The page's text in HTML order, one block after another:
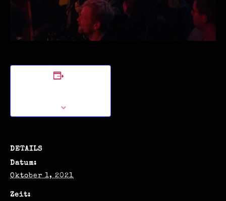
DETAILS
Datum:
Oktober 1, 2021
Zeit: